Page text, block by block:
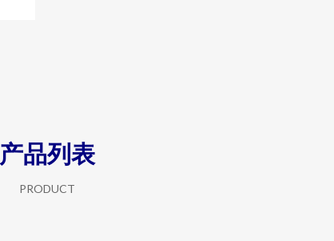
产品列表
PRODUCT